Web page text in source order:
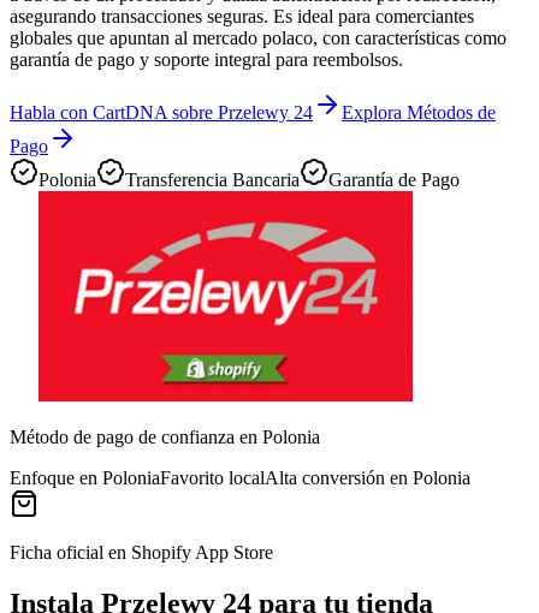
asegurando transacciones seguras. Es ideal para comerciantes
globales que apuntan al mercado polaco, con características como
garantía de pago y soporte integral para reembolsos.
Habla con CartDNA sobre Przelewy 24
Explora Métodos de
Pago
Polonia
Transferencia Bancaria Garantía de Pago
Método de pago de confianza en Polonia
Enfoque en PoloniaFavorito localAlta conversión en Polonia
Ficha oficial en Shopify App Store
Instala Przelewy 24 para tu tienda